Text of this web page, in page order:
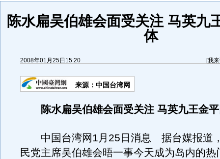
陈水扁吴伯雄会面受关注 马英九
体
2008年01月25日15:20 [我
来源：中国台湾网
陈水扁吴伯雄会面受关注 马英九王金平
中国台湾网1月25日消息 据台媒报道
民党主席吴伯雄会晤一事今天成为岛内的热